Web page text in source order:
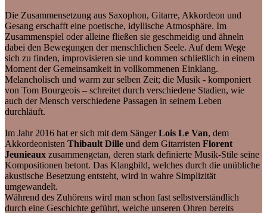
Die Zusammensetzung aus Saxophon, Gitarre, Akkordeon und
Gesang erschafft eine poetische, idyllische Atmosphäre. Im
Zusammenspiel oder alleine fließen sie geschmeidig und ähneln
dabei den Bewegungen der menschlichen Seele. Auf dem Wege
sich zu finden, improvisieren sie und kommen schließlich in einem
Moment der Gemeinsamkeit in vollkommenen Einklang.
Melancholisch und warm zur selben Zeit; die Musik - komponiert
von Tom Bourgeois – schreitet durch verschiedene Stadien, wie
auch der Mensch verschiedene Passagen in seinem Leben
durchläuft.
Im Jahr 2016 hat er sich mit dem SängerLois Le Van, dem
Akkordeonisten Thibault Dille und dem Gitarristen Florent
Jeunieaux zusammengetan, deren stark definierte Musik-Stile seine
Kompositionen betont. Das Klangbild, welches durch die unübliche
akustische Besetzung entsteht, wird in wahre Simplizität
umgewandelt.
Während des Zuhörens wird man schon fast selbstverständlich
durch eine Geschichte geführt, welche unseren Ohren bereits